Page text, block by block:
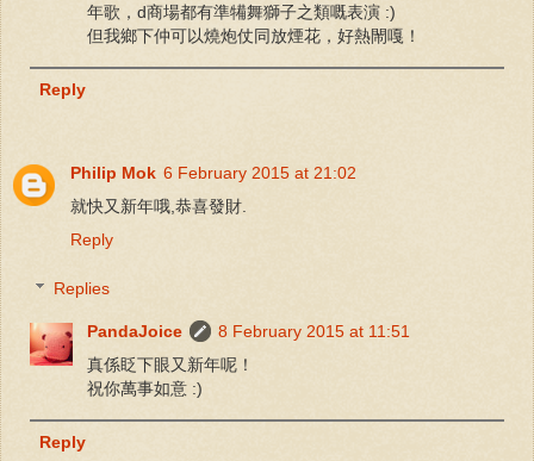
年歌，d商場都有準犕舞獅子之類嘅表演 :)
但我鄉下仲可以燒炮仗同放煙花，好熱閙嘎！
Reply
Philip Mok 6 February 2015 at 21:02
就快又新年哦,恭喜發財.
Reply
Replies
PandaJoice
8 February 2015 at 11:51
真係眨下眼又新年呢！
祝你萬事如意 :)
Reply